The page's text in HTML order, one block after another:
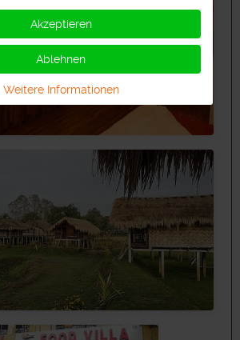
Akzeptieren
Ablehnen
Weitere Informationen